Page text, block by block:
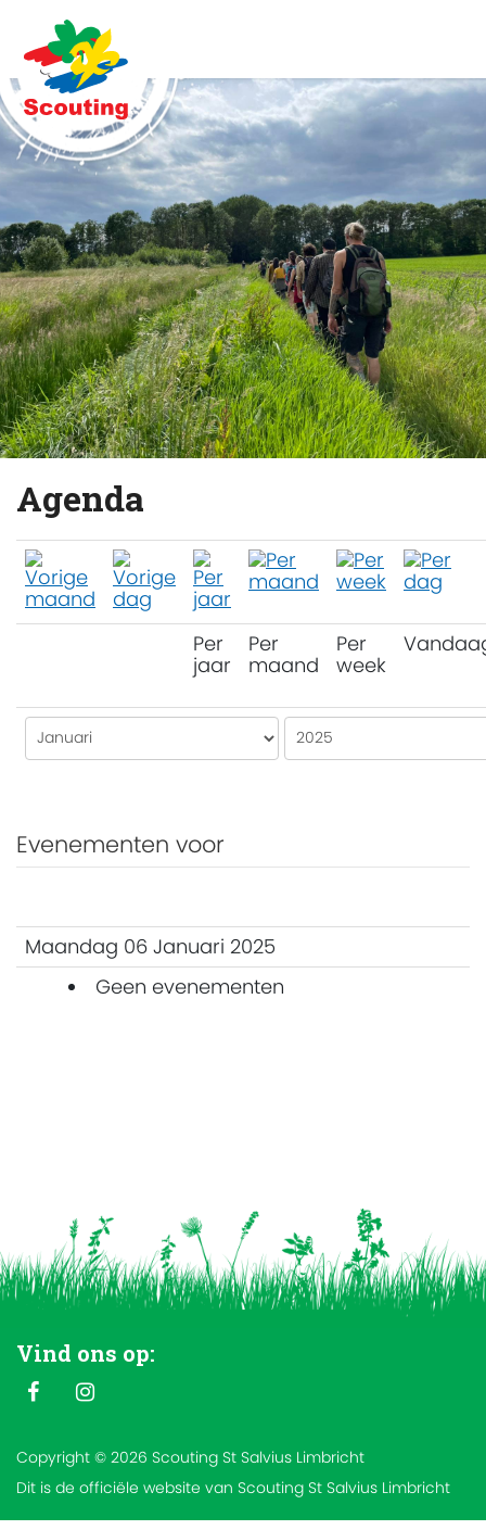
Agenda
Per
jaar
Per
maand
Per
week
Evenementen voor
Maandag 06 Januari 2025
Geen evenementen
Vind ons op:
Copyright © 2026 Scouting St Salvius Limbricht
Dit is de officiële website van Scouting St Salvius Limbricht